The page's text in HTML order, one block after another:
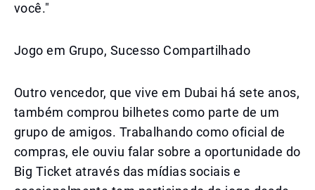
você."
Jogo em Grupo, Sucesso Compartilhado
Outro vencedor, que vive em Dubai há sete anos,
também comprou bilhetes como parte de um
grupo de amigos. Trabalhando como oficial de
compras, ele ouviu falar sobre a oportunidade do
Big Ticket através das mídias sociais e